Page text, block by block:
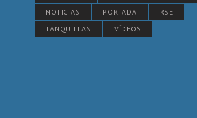
NOTICIAS
PORTADA
RSE
TANQUILLAS
VÍDEOS